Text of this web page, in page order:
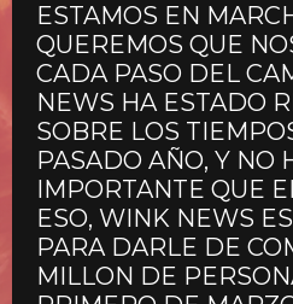
ESTAMOS EN
QUEREMOS QUE
CADA PASO DEL
NEWS HA ESTADO
SOBRE LOS
PASADO AÑO, Y NO
IMPORTANTE QUE
ESO, WINK NEWS
PARA DARLE DE
MILLON DE